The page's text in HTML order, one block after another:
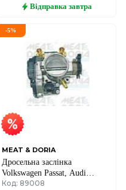
Відправка завтра
-5%
MEAT & DORIA
Дросельна заслінка
Volkswagen Passat, Audi
A4/A6 1995–
Код: 89008